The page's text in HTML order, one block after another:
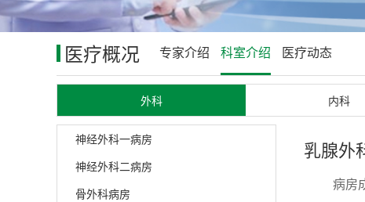
医疗概况 专家介绍 科室介绍 医疗动态
外科 内科
神经外科一病房
神经外科二病房
骨外科病房
乳腺外
病房